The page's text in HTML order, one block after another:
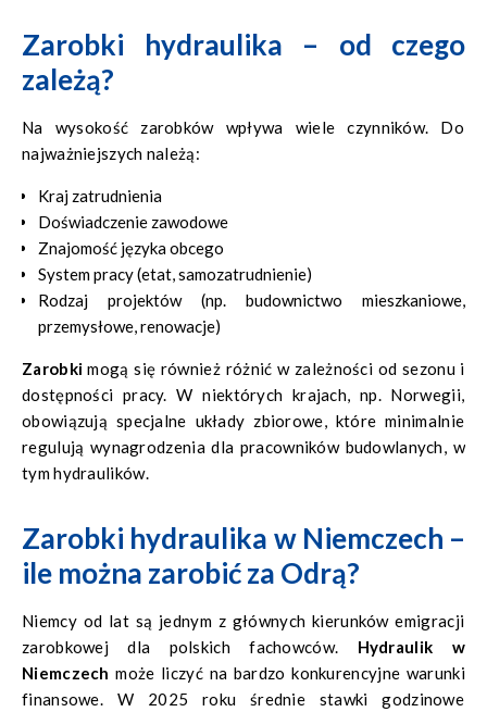
poszczególnych krajów.
Zarobki hydraulika – od czego
zależą?
Na wysokość zarobków wpływa wiele czynników. Do
najważniejszych należą:
Kraj zatrudnienia
Doświadczenie zawodowe
Znajomość języka obcego
System pracy (etat, samozatrudnienie)
Rodzaj projektów (np. budownictwo mieszkaniowe,
przemysłowe, renowacje)
Zarobkimogą się również różnić w zależności od sezonu i
dostępności pracy. W niektórych krajach, np. Norwegii,
obowiązują specjalne układy zbiorowe, które minimalnie
regulują wynagrodzenia dla pracowników budowlanych, w
tym hydraulików.
Zarobki hydraulika w Niemczech –
ile można zarobić za Odrą?
Niemcy od lat są jednym z głównych kierunków emigracji
zarobkowej dla polskich fachowców. Hydraulik w
Niemczech może liczyć na bardzo konkurencyjne warunki
finansowe. W 2025 roku średnie stawki godzinowe